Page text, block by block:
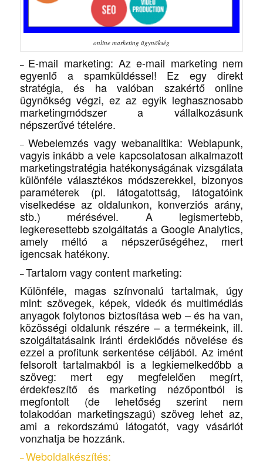
online marketing ügynökség
– E-mail marketing: Az e-mail marketing nem
egyenlő a spamküldéssel! Ez egy direkt
stratégia, és ha valóban szakértő online
ügynökség végzi, ez az egyik leghasznosabb
marketingmódszer a vállalkozásunk
népszerűvé tételére.
– Webelemzés vagy webanalitika: Weblapunk,
vagyis inkább a vele kapcsolatosan alkalmazott
marketingstratégia hatékonyságának vizsgálata
különféle választékos módszerekkel, bizonyos
paraméterek (pl. látogatottság, látogatóink
viselkedése az oldalunkon, konverziós arány,
stb.) mérésével. A legismertebb,
legkeresettebb szolgáltatás a Google Analytics,
amely méltó a népszerűségéhez, mert
igencsak hatékony.
–Tartalom vagy content marketing:
Különféle, magas színvonalú tartalmak, úgy
mint: szövegek, képek, videók és multimédiás
anyagok folytonos biztosítása web – és ha van,
közösségi oldalunk részére – a termékeink, ill.
szolgáltatásaink iránti érdeklődés növelése és
ezzel a profitunk serkentése céljából. Az imént
felsorolt tartalmakból is a legkiemelkedőbb a
szöveg: mert egy megfelelően megírt,
érdekfeszítő és marketing nézőpontból is
megfontolt (de lehetőség szerint nem
tolakodóan marketingszagú) szöveg lehet az,
ami a rekordszámú látogatót, vagy vásárlót
vonzhatja be hozzánk.
–Weboldalkészítés: